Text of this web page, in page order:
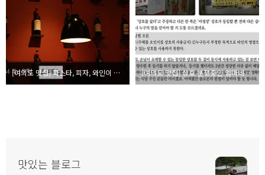
[여의도 맛집] 파스타, 피자, 와인이 있는 스패뉴에서 간단한 식사 [여의도 맛집] 상호 분쟁중인 엄마네 손맛 식당
맛있는 블로그